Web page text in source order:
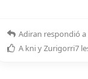
Adiran respondió a
A kniyZurigorri7